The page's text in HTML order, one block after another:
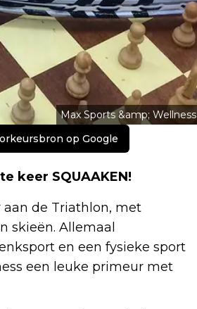
Max Sports &amp; Wellness
op Google
keer SQUAAKEN!
de Triathlon, met
skieën. Allemaal
en een fysieke sport
een leuke primeur met